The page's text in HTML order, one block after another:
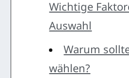
Wichtige
Auswahl
Warum
wählen?